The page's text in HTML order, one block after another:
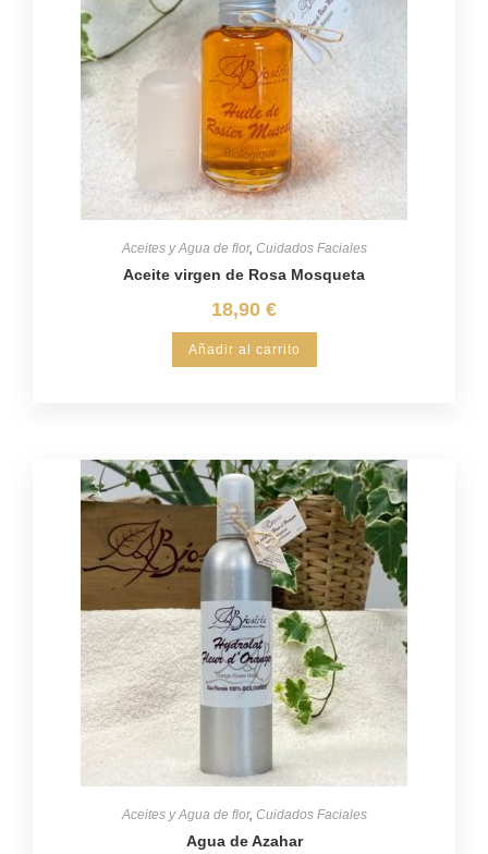
Aceites y Agua de flor, Cuidados Faciales
Aceite virgen de Rosa Mosqueta
18,90 €
Añadir al carrito
Aceites y Agua de flor, Cuidados Faciales
Agua de Azahar